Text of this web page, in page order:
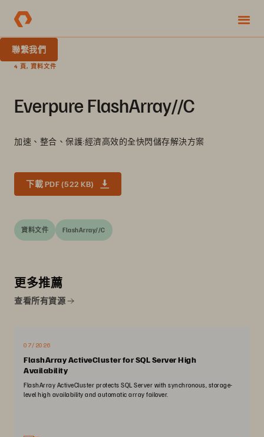
聯繫我們
4 頁, 資料文件
Everpure FlashArray//C
加速、整合、保護:經濟高效的全快閃儲存解決方案
下載 PDF (522 KB)
資料文件 FlashArray//C
更多推薦
查看所有資源
07/2026
FlashArray ActiveCluster for SQL Server High
Availability
FlashArray ActiveCluster protects SQL Server with synchronous, storage-
level high availability and automatic array failover.